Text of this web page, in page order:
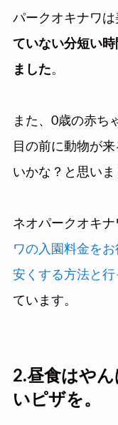
パークオキナワは
ていない分短い
ました。
また、0歳の赤ち
目の前に動物が
いかな？と思いま
ネオパークオキナ
ワの入園料金を
安くする方法と
ています。
2.昼食はや
いピザを。